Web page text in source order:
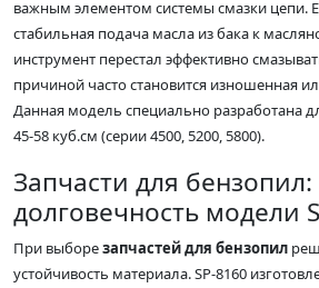
важным элементом системы смазки цепи.
стабильная подача масла из бака к
инструмент перестал эффективно
причиной часто становится изношенная
Данная модель специально разработана
45-58 куб.см (серии 4500, 5200, 5800).
Запчасти для бензопил:
долговечность модели
При выборезапчастей для бензопил
устойчивость материала. SP-8160